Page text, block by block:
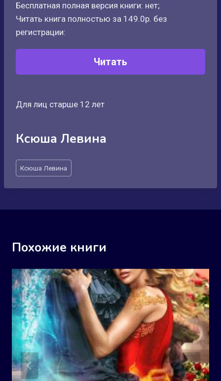
Бесплатная полная версия книги: нет;
Читать книга полностью за 149.0р. без
регистрации:
Читать
Для лиц старше 12 лет
Ксюша Левина
Метки
записи:
Ксюша Левина
Похожие книги